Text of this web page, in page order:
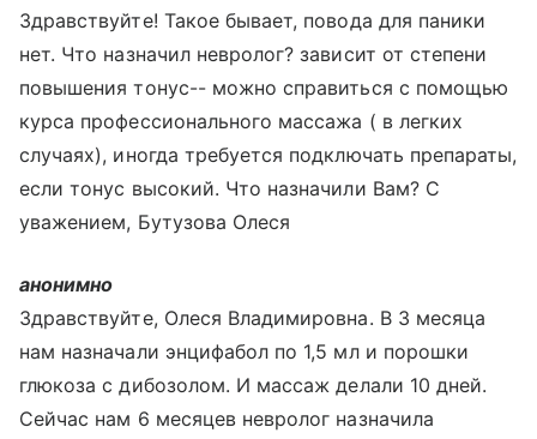
Здравствуйте! Такое бывает, повода для паники
нет. Что назначил невролог? зависит от степени
повышения тонус-- можно справиться с помощью
курса профессионального массажа ( в легких
случаях), иногда требуется подключать препараты,
если тонус высокий. Что назначили Вам? С
уважением, Бутузова Олеся
анонимно
Здравствуйте, Олеся Владимировна. В 3 месяца
нам назначали энцифабол по 1,5 мл и порошки
глюкоза с дибозолом. И массаж делали 10 дней.
Сейчас нам 6 месяцев невролог назначила